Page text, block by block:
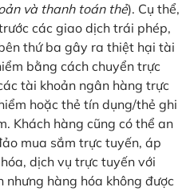
và thanh toán thẻ). Cụ thể,
các giao dịch trái phép,
thứ ba gây ra thiệt hại tài
bằng cách chuyển trực
tài khoản ngân hàng trực
hoặc thẻ tín dụng/thẻ ghi
Khách hàng cũng có thể an
mua sắm trực tuyến, áp
dịch vụ trực tuyến với
nhưng hàng hóa không được